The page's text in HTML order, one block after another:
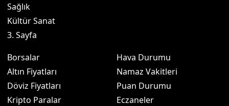
Sağlık
Kültür Sanat
3. Sayfa
Borsalar
Altın Fiyatları
Döviz Fiyatları
Kripto Paralar
Hava Durumu
Namaz Vakitleri
Puan Durumu
Eczaneler